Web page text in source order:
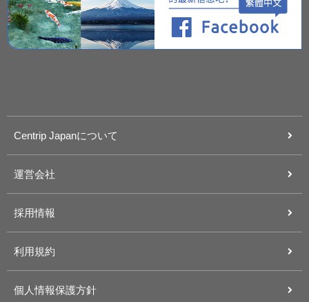
Centrip Japanについて
運営会社
採用情報
利用規約
個人情報保護方針